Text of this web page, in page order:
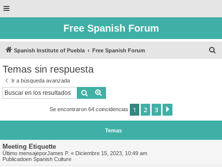
Free Spanish Forum
Spanish Institute of Puebla Free Spanish Forum
Temas sin respuesta
Ir a búsqueda avanzada
Buscar
Se encontraron 64 coincidencias 1 2 3
Temas
Meeting Etiquette
Último mensajeporJames P. « Diciembre 15, 2023, 10:49 am
Publicadoen Spanish Culture